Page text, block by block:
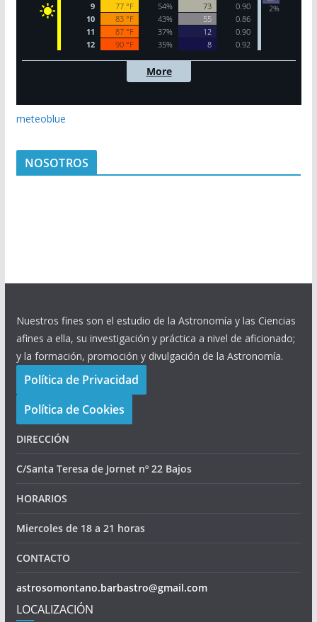
meteoblue
NOSOTROS
Nuestros fines son el estudio de la Astronomía y las Ciencias
afines a ella, su investigación y práctica a nivel de aficionado;
y la formación, promoción y divulgación de la Astronomía.
Política de Privacidad
Política de Cookies
DIRECCIÓN
C/Santa Teresa de Jornet nº 22 Bajos
HORARIOS
Miercoles de 18 a 21 horas
CONTACTO
astrosomontano.barbastro@gmail.com
LOCALIZACIÓN